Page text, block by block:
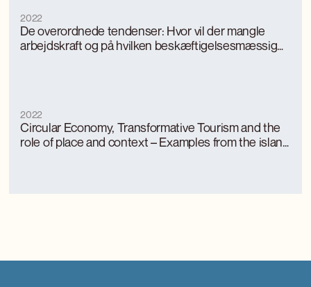
De overordnede tendenser: Hvor vil der mangle
arbejdskraft og på hvilken beskæftigelsesmæssig
2022
Circular Economy, Transformative Tourism and the
role of place and context – Examples from the island
2022